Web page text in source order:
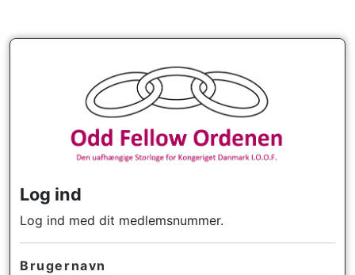
Log ind
Log ind med dit medlemsnummer.
Brugernavn